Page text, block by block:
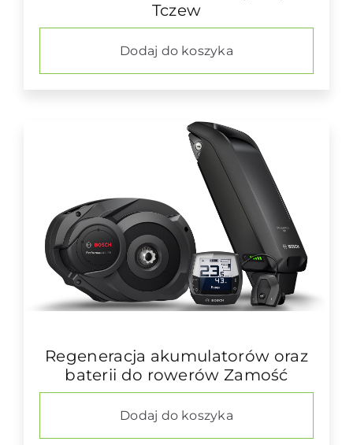
Tczew
Dodaj do koszyka
Regeneracja akumulatorów oraz
baterii do rowerów Zamość
Dodaj do koszyka